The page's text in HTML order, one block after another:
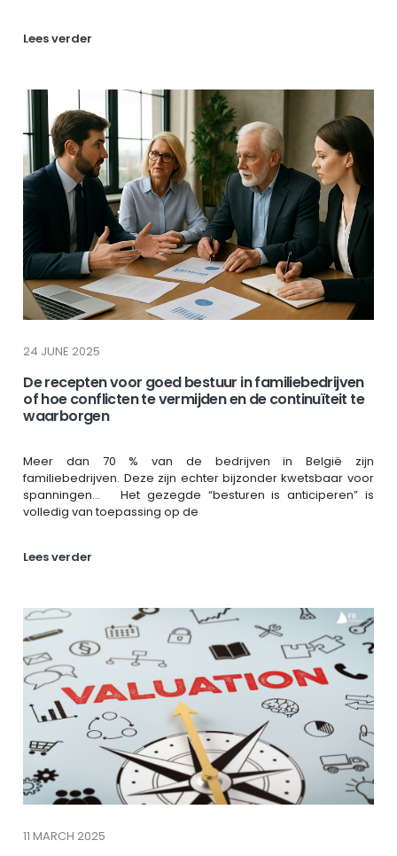
Lees verder
24 JUNE 2025
De recepten voor goed bestuur in familiebedrijven
of hoe conflicten te vermijden en de continuïteit te
waarborgen
Meer dan 70 % van de bedrijven in België zijn
familiebedrijven. Deze zijn echter bijzonder kwetsbaar voor
spanningen… Het gezegde “besturen is anticiperen” is
volledig van toepassing op de
Lees verder
11 MARCH 2025